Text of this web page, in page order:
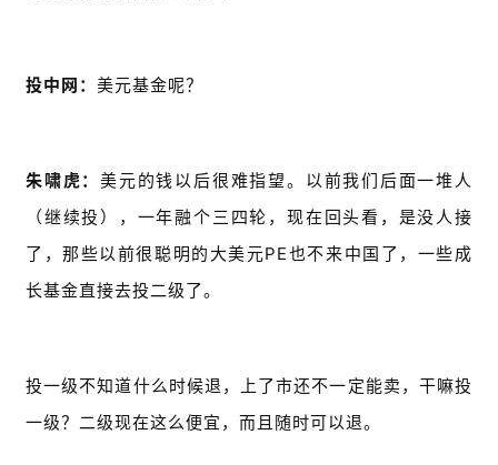
投中网 ： 美元基金呢？
朱啸虎：美元的钱以后很难指望。以前我们后面一堆人
（继续投），一年融个三四轮，现在回头看，是没人接
了，那些以前很聪明的大美元PE也不来中国了，一些成
长基金直接去投二级了。
投一级不知道什么时候退，上了市还不一定能卖，干嘛投
一级？二级现在这么便宜，而且随时可以退。